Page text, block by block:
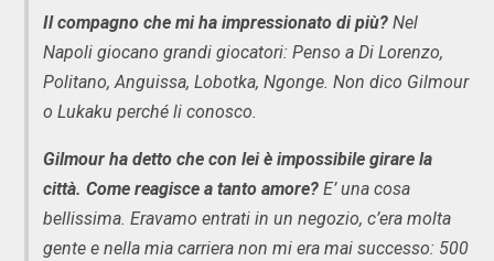
Il compagno che mi ha impressionato di più? Nel
Napoli giocano grandi giocatori: Penso a Di Lorenzo,
Politano, Anguissa, Lobotka, Ngonge. Non dico Gilmour
o Lukaku perché li conosco.
Gilmour ha detto che con lei è impossibile girare la
città. Come reagisce a tanto amore? E’ una cosa
bellissima. Eravamo entrati in un negozio, c’era molta
gente e nella mia carriera non mi era mai successo: 500